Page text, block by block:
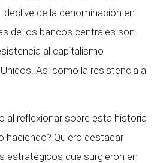
de la denominación en
de los bancos centrales son
al capitalismo
Así como la resistencia al
al reflexionar sobre esta historia
haciendo? Quiero destacar
estratégicos que surgieron en